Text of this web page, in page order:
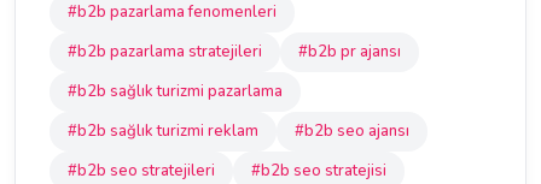
#b2b pazarlama fenomenleri
#b2b pazarlama stratejileri
#b2b pr ajansı
#b2b sağlık turizmi pazarlama
#b2b sağlık turizmi reklam
#b2b seo ajansı
#b2b seo stratejileri
#b2b seo stratejisi